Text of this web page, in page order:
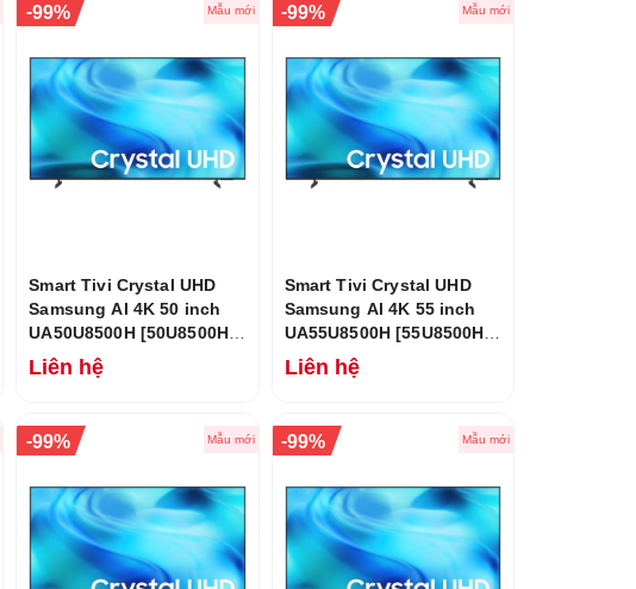
-99% Mẫu mới
Smart Tivi Crystal UHD
Samsung AI 4K 50 inch
UA50U8500H [50U8500H]
Mới 2026
Liên hệ
-99% Mẫu mới
Smart Tivi Crystal UHD
Samsung AI 4K 55 inch
UA55U8500H [55U8500H]
Mới 2026
Liên hệ
-99% Mẫu mới -99% Mẫu mới